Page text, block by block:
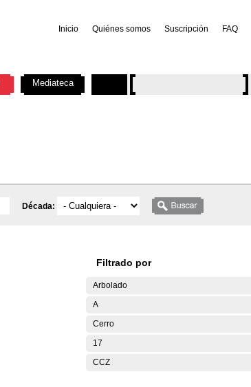
Inicio Quiénes somos Suscripción FAQ
Década:
Filtrado por
Arbolado
A
Cerro
17
CCZ
Mediateca